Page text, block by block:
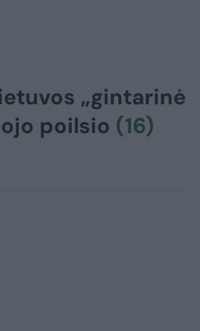
„gintarinė
poilsio (16)